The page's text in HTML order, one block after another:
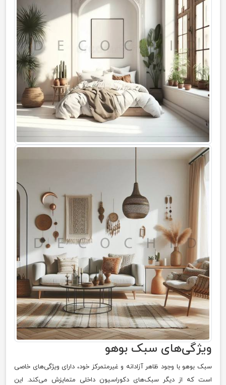
ویژگی‌های سبک بوهو
سبک بوهو با وجود ظاهر آزادانه و غیرمتمرکز خود، دارای ویژگی‌های خاصی
است که از دیگر سبک‌های دکوراسیون داخلی متمایزش می‌کند. این